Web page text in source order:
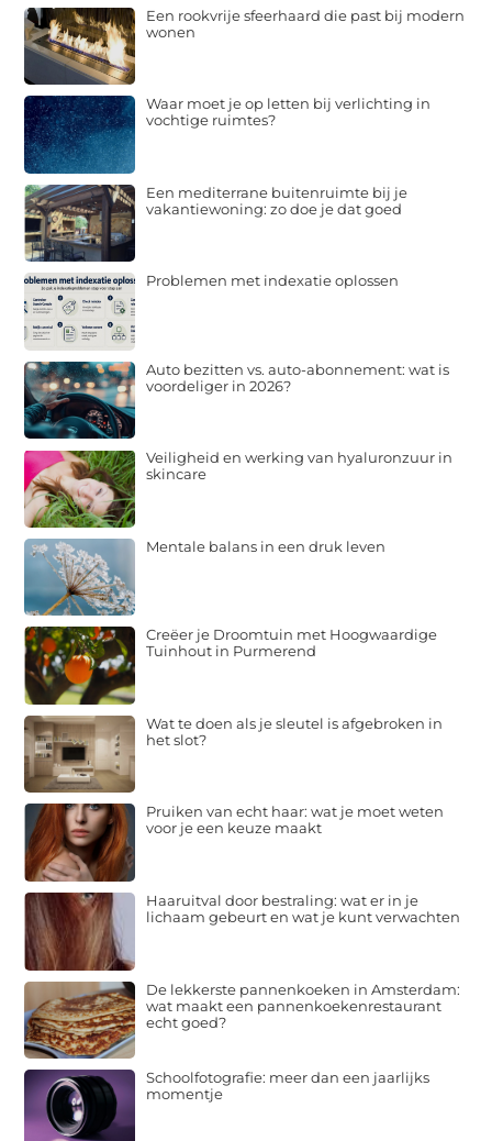
Een rookvrije sfeerhaard die past bij modern
wonen
Waar moet je op letten bij verlichting in
vochtige ruimtes?
Een mediterrane buitenruimte bij je
vakantiewoning: zo doe je dat goed
Problemen met indexatie oplossen
Auto bezitten vs. auto-abonnement: wat is
voordeliger in 2026?
Veiligheid en werking van hyaluronzuur in
skincare
Mentale balans in een druk leven
Creëer je Droomtuin met Hoogwaardige
Tuinhout in Purmerend
Wat te doen als je sleutel is afgebroken in
het slot?
Pruiken van echt haar: wat je moet weten
voor je een keuze maakt
Haaruitval door bestraling: wat er in je
lichaam gebeurt en wat je kunt verwachten
De lekkerste pannenkoeken in Amsterdam:
wat maakt een pannenkoekenrestaurant
echt goed?
Schoolfotografie: meer dan een jaarlijks
momentje